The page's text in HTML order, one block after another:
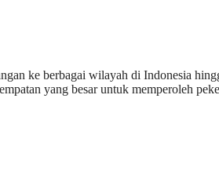
ke berbagai wilayah di Indonesia
yang besar untuk memperoleh